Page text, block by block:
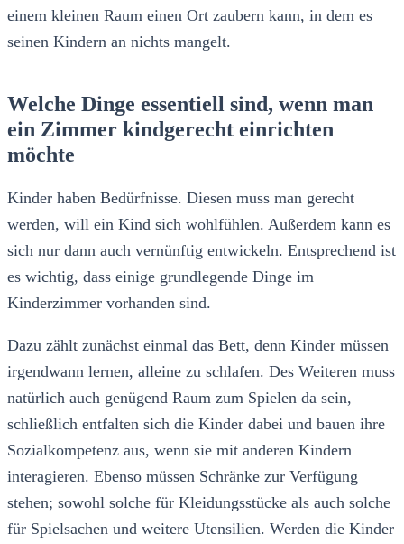
einem kleinen Raum einen Ort zaubern kann, in dem es
seinen Kindern an nichts mangelt.
Welche Dinge essentiell sind, wenn man
ein Zimmer kindgerecht einrichten
möchte
Kinder haben Bedürfnisse. Diesen muss man gerecht
werden, will ein Kind sich wohlfühlen. Außerdem kann es
sich nur dann auch vernünftig entwickeln. Entsprechend ist
es wichtig, dass einige grundlegende Dinge im
Kinderzimmer vorhanden sind.
Dazu zählt zunächst einmal das Bett, denn Kinder müssen
irgendwann lernen, alleine zu schlafen. Des Weiteren muss
natürlich auch genügend Raum zum Spielen da sein,
schließlich entfalten sich die Kinder dabei und bauen ihre
Sozialkompetenz aus, wenn sie mit anderen Kindern
interagieren. Ebenso müssen Schränke zur Verfügung
stehen; sowohl solche für Kleidungsstücke als auch solche
für Spielsachen und weitere Utensilien. Werden die Kinder